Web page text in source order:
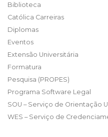
Biblioteca
Católica Carreiras
Diplomas
Eventos
Extensão Universitária
Formatura
Pesquisa (PROPES)
Programa Software Legal
SOU – Serviço de Orientação
WES – Serviço de